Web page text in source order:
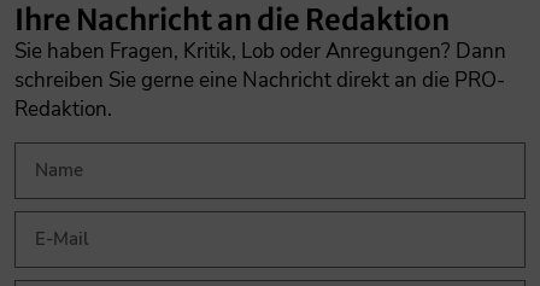
Ihre Nachricht an die Redaktion
Sie haben Fragen, Kritik, Lob oder Anregungen? Dann
schreiben Sie gerne eine Nachricht direkt an die PRO-
Redaktion.